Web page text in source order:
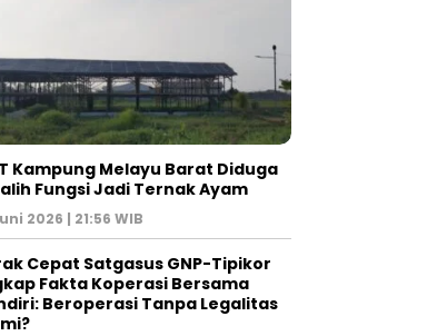
Kampung Melayu Barat Diduga
Fungsi Jadi Ternak Ayam
2026 | 21:56 WIB
Cepat Satgasus GNP-Tipikor
Fakta Koperasi Bersama
Beroperasi Tanpa Legalitas